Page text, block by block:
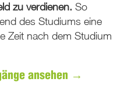
zu verdienen. So
des Studiums eine
Zeit nach dem Studium
ansehen →